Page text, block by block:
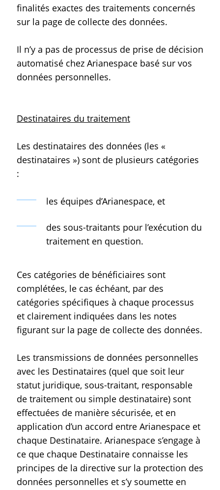
finalités exactes des traitements concernés
sur la page de collecte des données.
Il n’y a pas de processus de prise de décision
automatisé chez Arianespace basé sur vos
données personnelles.
Destinataires du traitement
Les destinataires des données (les «
destinataires ») sont de plusieurs catégories
:
les équipes d’Arianespace, et
des sous-traitants pour l’exécution du
traitement en question.
Ces catégories de bénéficiaires sont
complétées, le cas échéant, par des
catégories spécifiques à chaque processus
et clairement indiquées dans les notes
figurant sur la page de collecte des données.
Les transmissions de données personnelles
avec les Destinataires (quel que soit leur
statut juridique, sous-traitant, responsable
de traitement ou simple destinataire) sont
effectuées de manière sécurisée, et en
application d’un accord entre Arianespace et
chaque Destinataire. Arianespace s’engage à
ce que chaque Destinataire connaisse les
principes de la directive sur la protection des
données personnelles et s’y soumette en